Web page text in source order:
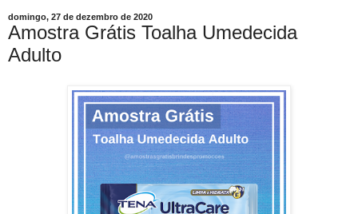
domingo, 27 de dezembro de 2020
Amostra Grátis Toalha Umedecida
Adulto